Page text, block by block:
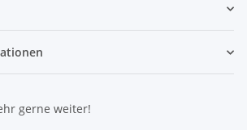
gerne weiter!